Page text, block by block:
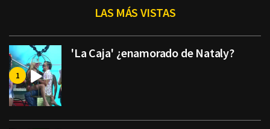
LAS MÁS VISTAS
'La Caja' ¿enamorado de Nataly?